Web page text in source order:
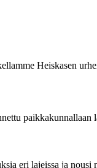
Heiskasen
paikkakunnallaan
eri lajeissa ja nousi